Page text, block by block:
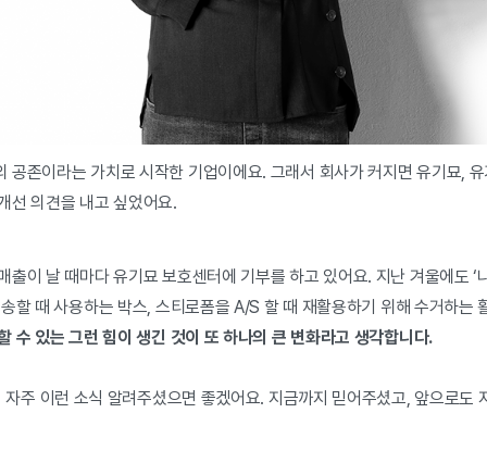
공존이라는 가치로 시작한 기업이에요. 그래서 회사가 커지면 유기묘,
선 의견을 내고 싶었어요.
출이 날 때마다 유기묘 보호센터에 기부를 하고 있어요. 지난 겨울에도 ‘
할 때 사용하는 박스, 스티로폼을 A/S 할 때 재활용하기 위해 수거하는
수 있는 그런 힘이 생긴 것이 또 하나의 큰 변화라고 생각합니다.
주 이런 소식 알려주셨으면 좋겠어요. 지금까지 믿어주셨고, 앞으로도